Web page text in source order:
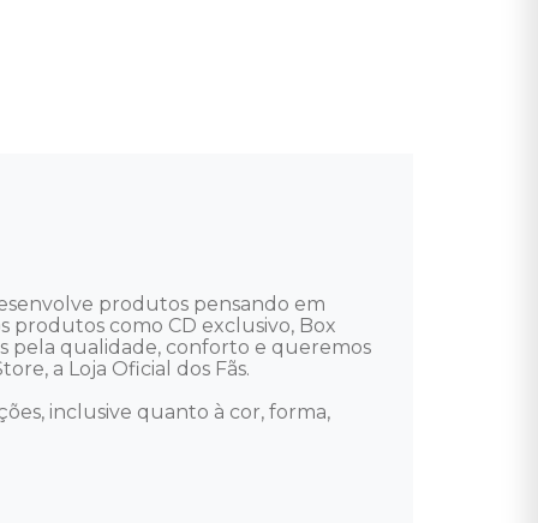
produtos pensando em
produtos como CD exclusivo, Box
pela qualidade, conforto e queremos
a Loja Oficial dos Fãs.
inclusive quanto à cor, forma,